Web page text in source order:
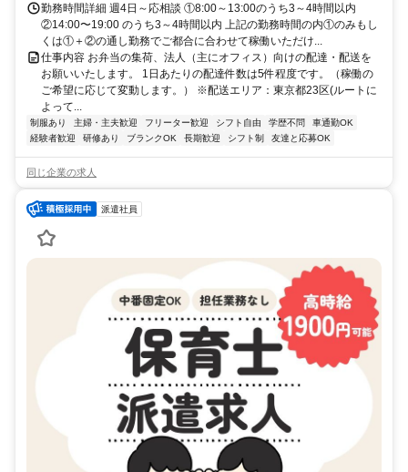
勤務時間詳細 週4日～応相談 ①8:00～13:00のうち3～4時間以内
②14:00〜19:00 のうち3～4時間以内 上記の勤務時間の内①のみもし
くは①＋②の通し勤務でご都合に合わせて稼働いただけ...
仕事内容 お弁当の集荷、法人（主にオフィス）向けの配達・配送を
お願いいたします。 1日あたりの配達件数は5件程度です。（稼働の
ご希望に応じて変動します。） ※配送エリア：東京都23区(ルートに
よって...
制服あり 主婦・主夫歓迎 フリーター歓迎 シフト自由 学歴不問
車通勤OK
経験者歓迎
研修あり ブランクOK 長期歓迎 シフト制 友達と応募OK
同じ企業の求人
派遣社員